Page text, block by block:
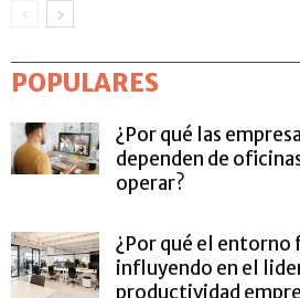
POPULARES
¿Por qué las
dependen de
operar?
¿Por qué el entorno
influyendo en el
productividad